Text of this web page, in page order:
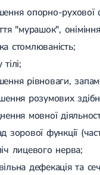
опорно-рухової
"мурашок",
стомлюваність;
рівноваги,
розумових
мовної
зорової функції
лицевого нерва;
дефекація та